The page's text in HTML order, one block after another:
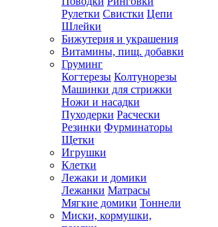
Рулетки Свистки Цепи
Шлейки
Бижутерия и украшения
Витамины, пищ. добавки
Груминг
Когтерезы Колтунорезы
Машинки для стрижки
Ножи и насадки
Пуходерки Расчески
Резинки Фурминаторы
Щетки
Игрушки
Клетки
Лежаки и домики
Лежанки Матрасы
Мягкие домики Тоннели
Миски, кормушки,